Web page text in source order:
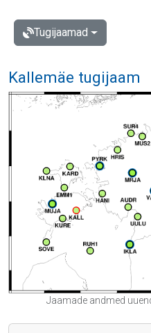
Tugijaamad
Kallemäe tugijaam
Jaamade andmed